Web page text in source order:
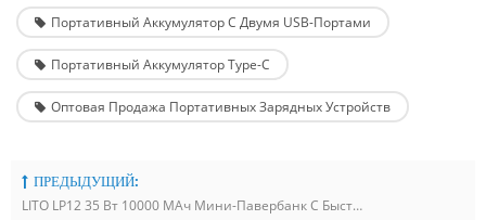
Портативный Аккумулятор С Двумя USB-Портами
Портативный Аккумулятор Type-C
Оптовая Продажа Портативных Зарядных Устройств
ПРЕДЫДУЩИЙ:
LITO LP12 35 Вт 10000 МАч Мини-Павербанк С Быстрой Зарядкой И Встроенным Кабелем Type-C